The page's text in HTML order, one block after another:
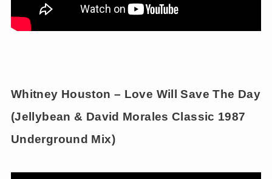
Whitney Houston – Love Will Save The Day
(Jellybean & David Morales Classic 1987
Underground Mix)